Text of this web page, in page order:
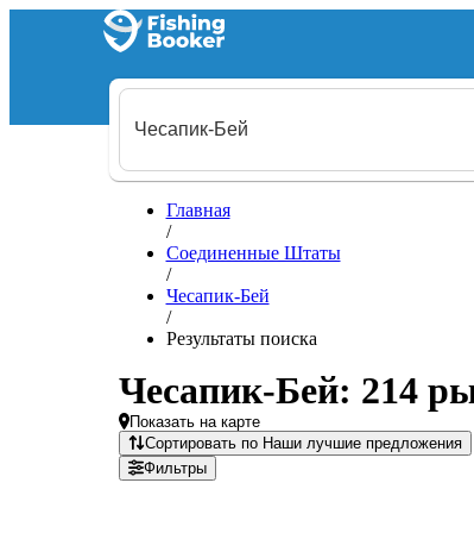
Главная
/
Соединенные Штаты
/
Чесапик-Бей
/
Результаты поиска
Чесапик-Бей: 214
Показать на карте
Сортировать по Наши лучшие предложения
Фильтры